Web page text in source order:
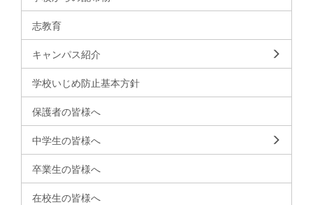
志教育
キャンパス紹介
学校いじめ防止基本方針
保護者の皆様へ
中学生の皆様へ
卒業生の皆様へ
在校生の皆様へ